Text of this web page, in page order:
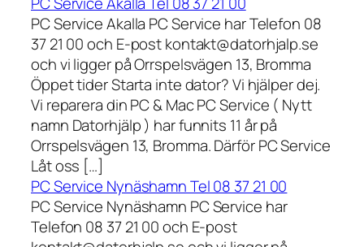
PC Service Akalla PC Service har Telefon 08
37 21 00 och E-post kontakt@datorhjalp.se
och vi ligger på Orrspelsvägen 13, Bromma
Öppet tider Starta inte dator? Vi hjälper dej.
Vi reparera din PC & Mac PC Service ( Nytt
namn Datorhjälp ) har funnits 11 år på
Orrspelsvägen 13, Bromma. Därför PC Service
Låt oss […]
PC Service Nynäshamn Tel 08 37 21 00
PC Service Nynäshamn PC Service har
Telefon 08 37 21 00 och E-post